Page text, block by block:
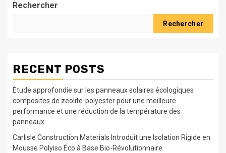
Rechercher
Rechercher
RECENT POSTS
Étude approfondie sur les panneaux solaires écologiques :
composites de zeolite-polyester pour une meilleure
performance et une réduction de la température des
panneaux
Carlisle Construction Materials Introduit une Isolation Rigide en
Mousse Polyiso Éco à Base Bio-Révolutionnaire